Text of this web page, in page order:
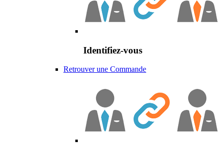
Identifiez-vous
Retrouver une Commande